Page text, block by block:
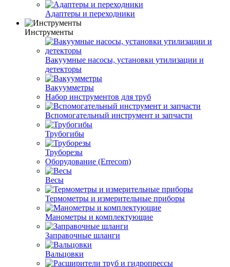
Адаптеры и переходники
Инструменты
Вакуумные насосы, установки утилизации и
детекторы
Вакуумметры
Набор инструментов для труб
Вспомогательный инструмент и запчасти
Трубогибы
Труборезы
Оборудование (Errecom)
Весы
Термометры и измерительные приборы
Манометры и комплектующие
Заправочные шланги
Вальцовки